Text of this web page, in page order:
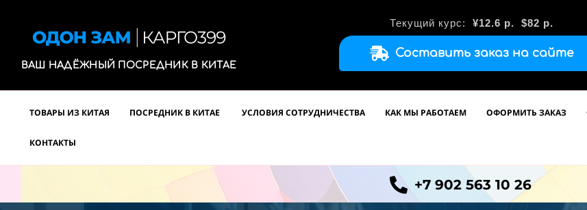
ВАШ НАДЁЖНЫЙ ПОСРЕДНИК В КИТАЕ
Текущий курс: ¥12.6 р. $82 р.
Составить заказ на сайте
ТОВАРЫ ИЗ КИТАЯ ПОСРЕДНИК В КИТАЕ УСЛОВИЯ СОТРУДНИЧЕСТВА КАК МЫ РАБОТАЕМ ОФОРМИТЬ ЗАКАЗ
КОНТАКТЫ
+7 902 563 10 26